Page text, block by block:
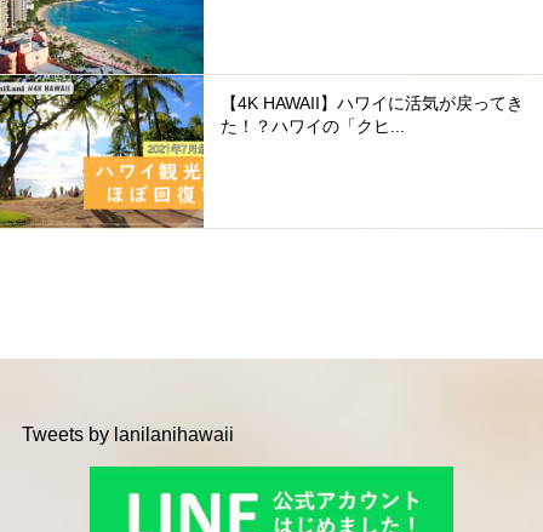
【4K HAWAII】ハワイに活気が戻ってき
た！？ハワイの「クヒ...
Tweets by lanilanihawaii